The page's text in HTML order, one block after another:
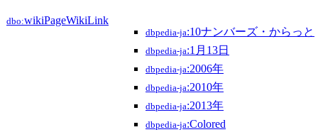
dbo:wikiPageWikiLink
dbpedia-ja:10ナンバーズ・からっと
dbpedia-ja:1月13日
dbpedia-ja:2006年
dbpedia-ja:2010年
dbpedia-ja:2013年
dbpedia-ja:Colored